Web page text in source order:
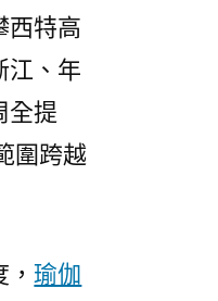
西特高
、年
全提
圍跨越
，瑜伽